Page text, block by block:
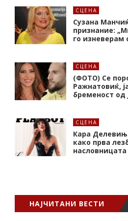
СЦЕНА
Сузана
признание:
го изневерам
СЦЕНА
(ФОТО) Се
Ражнатовиќ,
бременост од
СЦЕНА
Кара
како прва
насловницата
НАЈЧИТАНИ ВЕСТИ